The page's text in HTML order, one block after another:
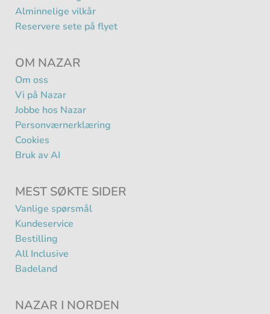
Alminnelige vilkår
Reservere sete på flyet
OM NAZAR
Om oss
Vi på Nazar
Jobbe hos Nazar
Personværnerklæring
Cookies
Bruk av AI
MEST SØKTE SIDER
Vanlige spørsmål
Kundeservice
Bestilling
All Inclusive
Badeland
NAZAR I NORDEN